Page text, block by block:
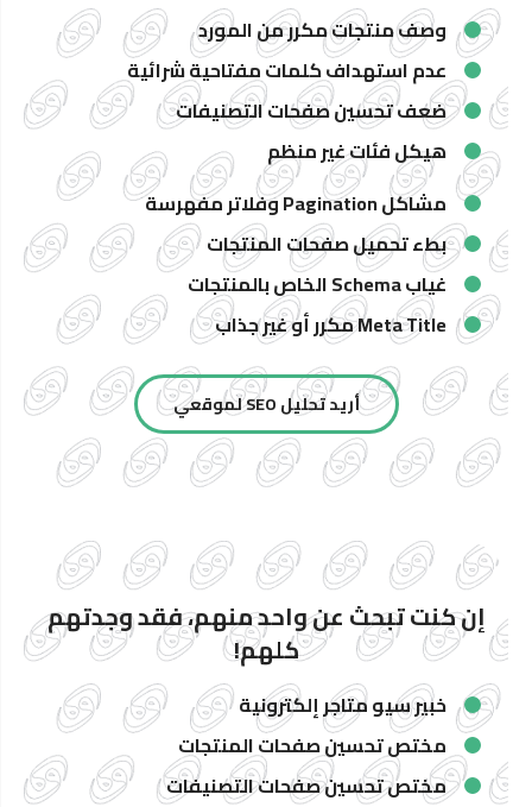
وصف منتجات مكرر من المورد
عدم استهداف كلمات مفتاحية شرائية
ضعف تحسين صفحات التصنيفات
هيكل فئات غير منظم
مشاكل Pagination وفلاتر مفهرسة
بطء تحميل صفحات المنتجات
غياب Schema الخاص بالمنتجات
Meta Title مكرر أو غير جذاب
أريد تحليل SEO لموقعي
إن كنت تبحث عن واحد منهم، فقد وجدتهم
كلهم!
خبير سيو متاجر إلكترونية
مختص تحسين صفحات المنتجات
مختص تحسين صفحات التصنيفات